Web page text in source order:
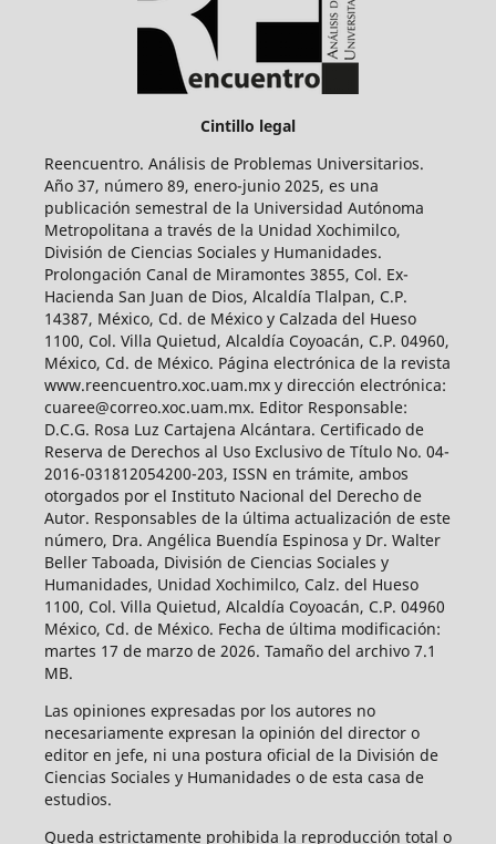
Cintillo legal
Reencuentro. Análisis de Problemas Universitarios.
Año 37, número 89, enero-junio 2025, es una
publicación semestral de la Universidad Autónoma
Metropolitana a través de la Unidad Xochimilco,
División de Ciencias Sociales y Humanidades.
Prolongación Canal de Miramontes 3855, Col. Ex-
Hacienda San Juan de Dios, Alcaldía Tlalpan, C.P.
14387, México, Cd. de México y Calzada del Hueso
1100, Col. Villa Quietud, Alcaldía Coyoacán, C.P. 04960,
México, Cd. de México. Página electrónica de la revista
www.reencuentro.xoc.uam.mx y dirección electrónica:
cuaree@correo.xoc.uam.mx. Editor Responsable:
D.C.G. Rosa Luz Cartajena Alcántara. Certificado de
Reserva de Derechos al Uso Exclusivo de Título No. 04-
2016-031812054200-203, ISSN en trámite, ambos
otorgados por el Instituto Nacional del Derecho de
Autor. Responsables de la última actualización de este
número, Dra. Angélica Buendía Espinosa y Dr. Walter
Beller Taboada, División de Ciencias Sociales y
Humanidades, Unidad Xochimilco, Calz. del Hueso
1100, Col. Villa Quietud, Alcaldía Coyoacán, C.P. 04960
México, Cd. de México. Fecha de última modificación:
martes 17 de marzo de 2026. Tamaño del archivo 7.1
MB.
Las opiniones expresadas por los autores no
necesariamente expresan la opinión del director o
editor en jefe, ni una postura oficial de la División de
Ciencias Sociales y Humanidades o de esta casa de
estudios.
Queda estrictamente prohibida la reproducción total o